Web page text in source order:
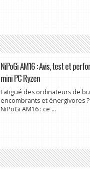
NiPoGi AM16 : Avis, test et
mini PC Ryzen
Fatigué des ordinateurs de
encombrants et énergivores ?
NiPoGi AM16 : ce ...